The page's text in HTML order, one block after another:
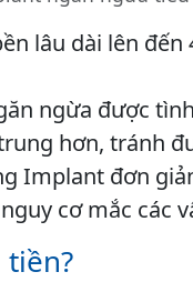
lâu dài lên
ngừa được
hơn, tránh
Implant đơn
cơ mắc các